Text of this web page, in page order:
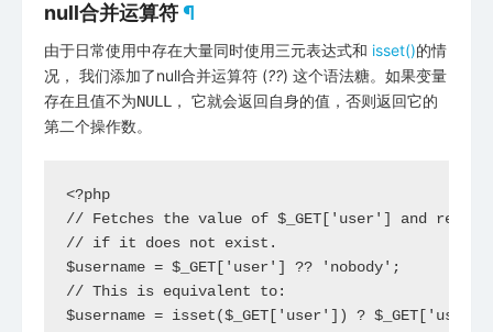
null合并运算符 ¶
由于日常使用中存在大量同时使用三元表达式和 isset()的情
况， 我们添加了null合并运算符 (??) 这个语法糖。如果变量
存在且值不为NULL
， 它就会返回自身的值，否则返回它的
第二个操作数。
<?php
// Fetches the value of $_GET['user'] and
// if it does not exist.
$username = $_GET['user'] ?? 'nobody';
// This is equivalent to:
$username = isset($_GET['user']) ?